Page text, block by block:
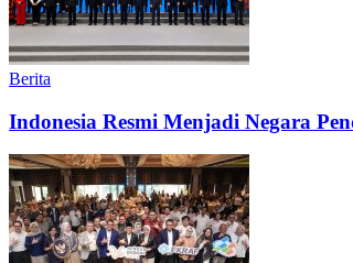
Berita
Indonesia Resmi Menjadi Negara